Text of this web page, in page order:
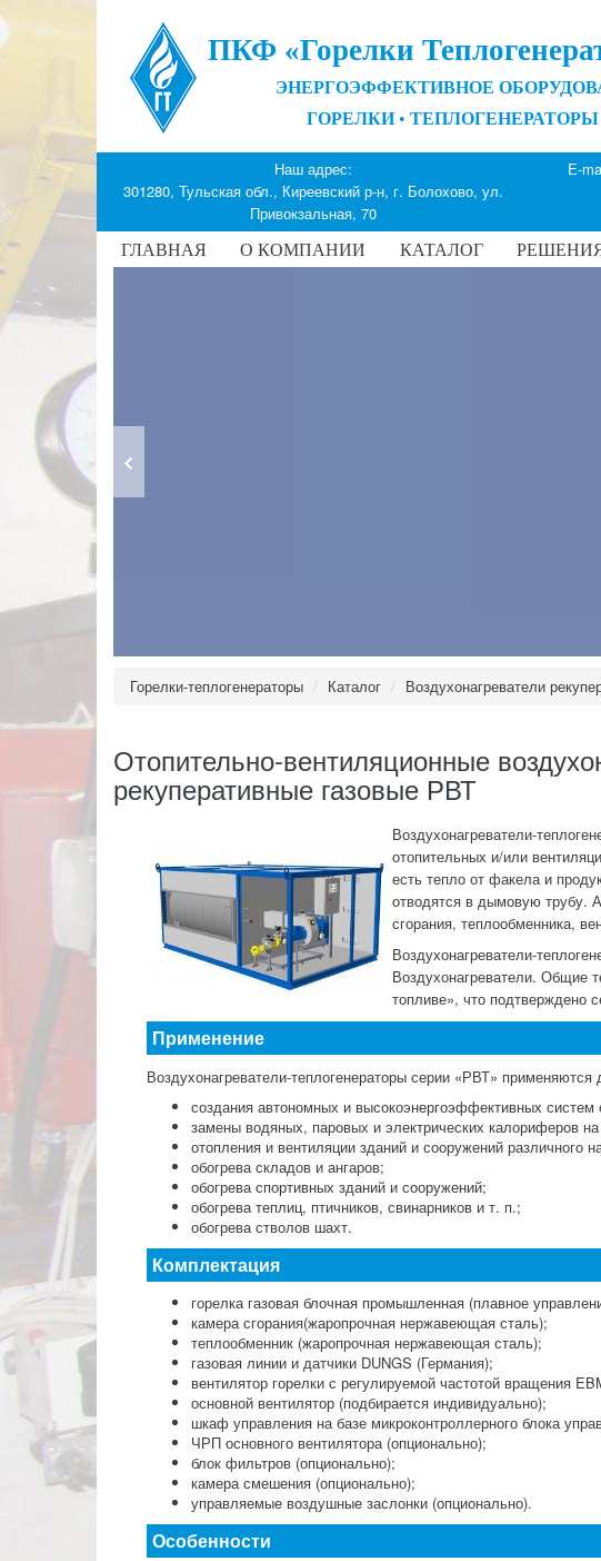
ПКФ «Горелки
ЭНЕРГОЭФФЕКТИВНОЕ
ГОРЕЛКИ • ТЕПЛОГЕНЕРАТОРЫ
Наш адрес:
301280, Тульская обл., Киреевский р-н, г. Болохово, ул.
Привокзальная, 70
E-
ГЛАВНАЯ О КОМПАНИИ КАТАЛОГ
Горелки-теплогенераторы Каталог Воздухонагреватели
Отопительно-вентиляционные
рекуперативные газовые РВТ
Воздухонагреватели-
отопительных и/или
есть тепло от факела и
отводятся в дымовую трубу.
сгорания, теплообменника,
Воздухонагреватели-
Воздухонагреватели. Общие
топливе», что подтверждено
Применение
Воздухонагреватели-теплогенераторы серии «РВТ» применяются
создания автономных и высокоэнергоэффективных систем
замены водяных, паровых и электрических калориферов
отопления и вентиляции зданий и сооружений
обогрева складов и ангаров;
обогрева спортивных зданий и сооружений;
обогрева теплиц, птичников, свинарников и т. п.;
обогрева стволов шахт.
Комплектация
горелка газовая блочная промышленная (плавное
камера сгорания(жаропрочная нержавеющая сталь);
теплообменник (жаропрочная нержавеющая сталь);
газовая линии и датчики DUNGS (Германия);
вентилятор горелки с регулируемой частотой вращения
основной вентилятор (подбирается индивидуально);
шкаф управления на базе микроконтроллерного блока
ЧРП основного вентилятора (опционально);
блок фильтров (опционально);
камера смешения (опционально);
управляемые воздушные заслонки (опционально).
Особенности